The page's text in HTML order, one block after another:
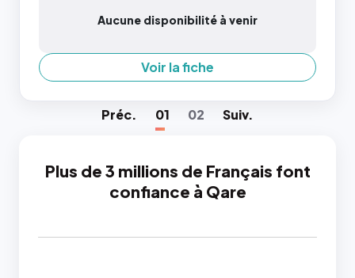
Aucune disponibilité à venir
Voir la fiche
Préc. 01 02 Suiv.
Plus de 3 millions de Français font
confiance à Qare